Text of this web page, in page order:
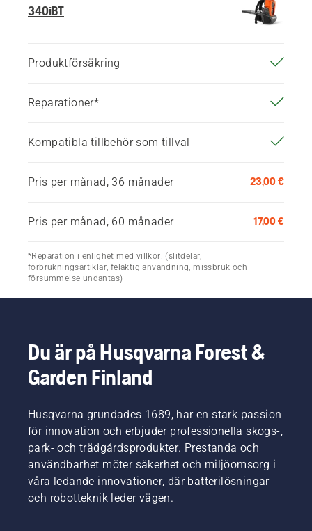
340iBT
Produktförsäkring
Reparationer*
Kompatibla tillbehör som tillval
Pris per månad, 36 månader 23,00 €
Pris per månad, 60 månader 17,00 €
*Reparation i enlighet med villkor. (slitdelar,
förbrukningsartiklar, felaktig användning, missbruk och
försummelse undantas)
Du är på Husqvarna Forest &
Garden Finland
Husqvarna grundades 1689, har en stark passion
för innovation och erbjuder professionella skogs-,
park- och trädgårdsprodukter. Prestanda och
användbarhet möter säkerhet och miljöomsorg i
våra ledande innovationer, där batterilösningar
och robotteknik leder vägen.